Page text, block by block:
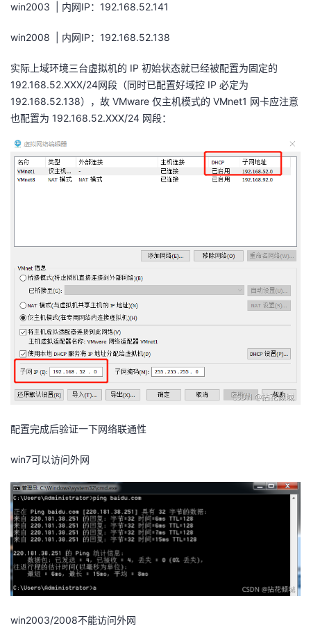
win2003 | 内网IP：192.168.52.141
win2008 | 内网IP：192.168.52.138
实际上域环境三台虚拟机的 IP 初始状态就已经被配置为固定的
192.168.52.XXX/24网段（同时已配置好域控 IP 必定为
192.168.52.138），故 VMware 仅主机模式的 VMnet1 网卡应注意
也配置为 192.168.52.XXX/24 网段：
配置完成后验证一下网络联通性
win7可以访问外网
win2003/2008不能访问外网